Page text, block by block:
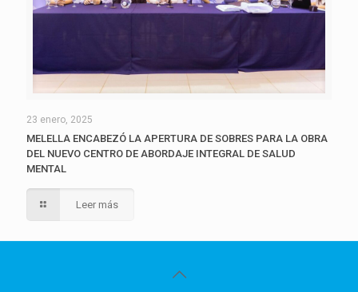
23 enero, 2025
MELELLA ENCABEZÓ LA APERTURA DE SOBRES PARA LA OBRA
DEL NUEVO CENTRO DE ABORDAJE INTEGRAL DE SALUD
MENTAL
Leer más